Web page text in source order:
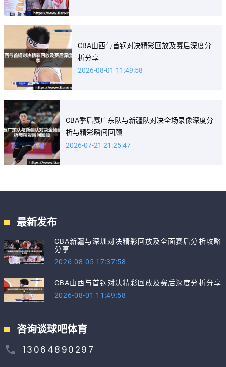
CBA山西与首钢对决精彩回放及赛后深度分
析分享
2026-08-01 11:49:58
CBA季后赛广东队与新疆队对决全场录像深度分
析与精彩瞬间回顾
2026-07-21 21:25:47
最新发布
CBA新疆与深圳对决精彩回放及全面赛后分析攻略
分享
2026-08-05 17:37:58
CBA山西与首钢对决精彩回放及赛后深度分析分享
2026-08-01 11:49:58
咨询谈球吧体育
13064890297